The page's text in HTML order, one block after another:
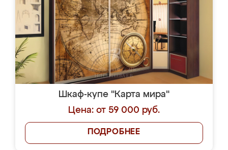
Шкаф-купе "Карта мира"
Цена: от 59 000 руб.
ПОДРОБНЕЕ